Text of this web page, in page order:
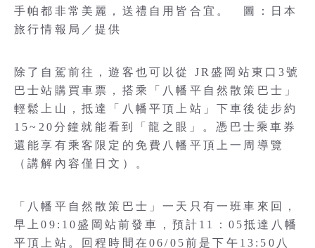
手帕都非常美麗，送禮自用皆合宜。 圖：日本
旅行情報局／提供
除了自駕前往，遊客也可以從 JR盛岡站東口3號
巴士站購買車票，搭乘「八幡平自然散策巴士」
輕鬆上山，抵達「八幡平頂上站」下車後徒步約
15~20分鐘就能看到「龍之眼」。憑巴士乘車券
還能享有乘客限定的免費八幡平頂上一周導覽
（講解內容僅日文）。
「八幡平自然散策巴士」一天只有一班車來回，
早上09:10盛岡站前發車，預計11：05抵達八幡
平頂上站。回程時間在06/05前是下午13:50八